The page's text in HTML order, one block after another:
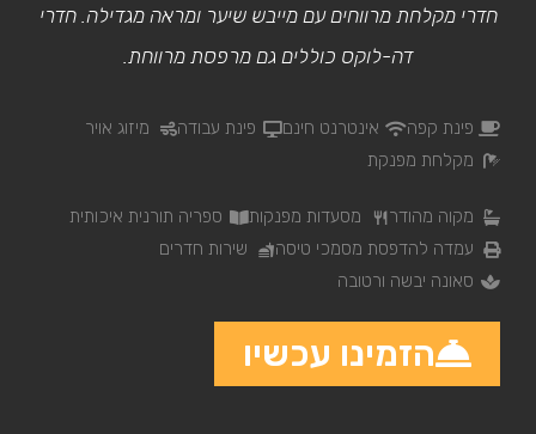
חדרי מקלחת מרווחים עם מייבש שיער ומראה מגדילה. חדרי
דה-לוקס כוללים גם מרפסת מרווחת.
פינת קפה אינטרנט חינם פינת עבודה
מיזוג אויר
מקלחת מפנקת
מקוה מהודר מסעדות מפנקות
ספריה תורנית איכותית
עמדה להדפסת מסמכי טיסה
שירות חדרים
סאונה יבשה ורטובה
הזמינו עכשיו